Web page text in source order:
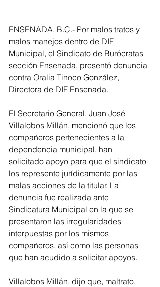
ENSENADA, B.C.- Por malos tratos y
malos manejos dentro de DIF
Municipal, el Sindicato de Burócratas
sección Ensenada, presentó denuncia
contra Oralia Tinoco González,
Directora de DIF Ensenada.
El Secretario General, Juan José
Villalobos Millán, mencionó que los
compañeros pertenecientes a la
dependencia municipal, han
solicitado apoyo para que el sindicato
los represente jurídicamente por las
malas acciones de la titular. La
denuncia fue realizada ante
Sindicatura Municipal en la que se
presentaron las irregularidades
interpuestas por los mismos
compañeros, así como las personas
que han acudido a solicitar apoyos.
Villalobos Millán, dijo que, maltrato,